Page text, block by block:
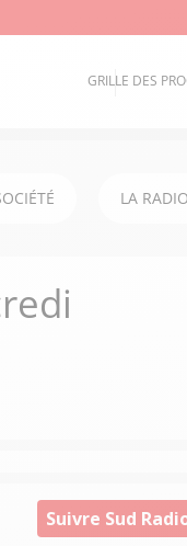
GRILLE DES
LA
Suivre Sud